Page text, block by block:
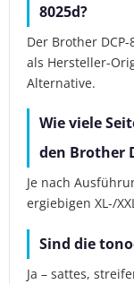
8025d?
Der Brother
als Hersteller-
Alternative.
Wie viele
den Brother
Je nach
ergiebigen XL-/
Sind die
Ja – sattes,